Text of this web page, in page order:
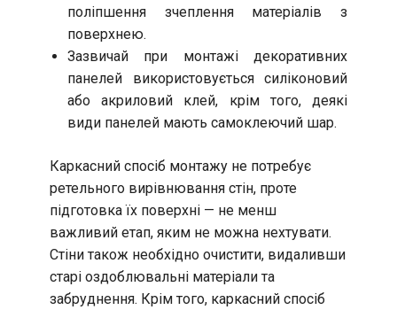
поліпшення зчеплення матеріалів з
поверхнею.
Зазвичай при монтажі декоративних
панелей використовується силіконовий
або акриловий клей, крім того, деякі
види панелей мають самоклеючий шар.
Каркасний спосіб монтажу не потребує
ретельного вирівнювання стін, проте
підготовка їх поверхні — не менш
важливий етап, яким не можна нехтувати.
Стіни також необхідно очистити, видаливши
старі оздоблювальні матеріали та
забруднення. Крім того, каркасний спосіб